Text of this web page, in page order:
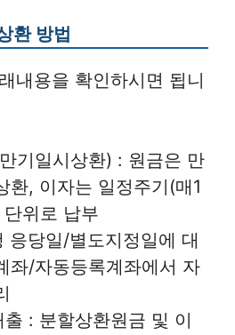
환 방법
내용을 확인하시면 됩니
기일시상환) : 원금은 만
환, 이자는 일정주기(매1
위로 납부
응당일/별도지정일에 대
좌/자동등록계좌에서 자
출 : 분할상환원금 및 이